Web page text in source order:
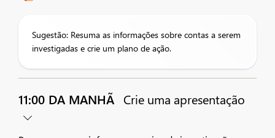
Sugestão: Resuma as informações sobre contas a serem
investigadas e crie um plano de ação.
11:00 DA MANHÃ Crie uma apresentação